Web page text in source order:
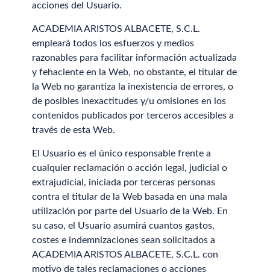
acciones del Usuario.
ACADEMIA ARISTOS ALBACETE, S.C.L.
empleará todos los esfuerzos y medios
razonables para facilitar información actualizada
y fehaciente en la Web, no obstante, el titular de
la Web no garantiza la inexistencia de errores, o
de posibles inexactitudes y/u omisiones en los
contenidos publicados por terceros accesibles a
través de esta Web.
El Usuario es el único responsable frente a
cualquier reclamación o acción legal, judicial o
extrajudicial, iniciada por terceras personas
contra el titular de la Web basada en una mala
utilización por parte del Usuario de la Web. En
su caso, el Usuario asumirá cuantos gastos,
costes e indemnizaciones sean solicitados a
ACADEMIA ARISTOS ALBACETE, S.C.L. con
motivo de tales reclamaciones o acciones